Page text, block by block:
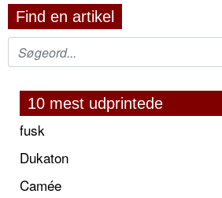
Find en artikel
10 mest udprintede
fusk
Dukaton
Camée